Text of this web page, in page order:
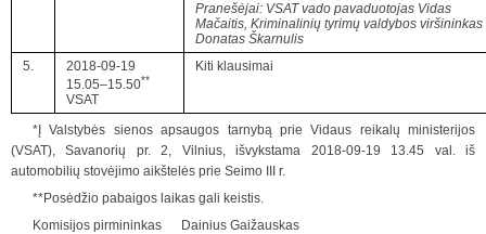
Pranešėjai: VSAT vado pavaduotojas Vidas
Mačaitis, Kriminalinių tyrimų valdybos viršininkas
Donatas Škarnulis
5.
2018-09-19
15.05–15.50**
VSAT
Kiti klausimai
*Į Valstybės sienos apsaugos tarnybą prie Vidaus reikalų ministerijos
(VSAT), Savanorių pr. 2, Vilnius, išvykstama 2018-09-19 13.45 val. iš
automobilių stovėjimo aikštelės prie Seimo III r.
**Posėdžio pabaigos laikas gali keistis.
Komisijos pirmininkas Dainius Gaižauskas